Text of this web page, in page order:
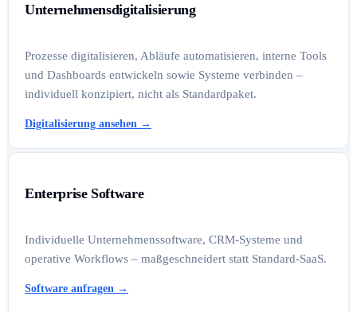
Unternehmensdigitalisierung
Prozesse digitalisieren, Abläufe automatisieren, interne Tools
und Dashboards entwickeln sowie Systeme verbinden –
individuell konzipiert, nicht als Standardpaket.
Digitalisierung ansehen →
Enterprise Software
Individuelle Unternehmenssoftware, CRM-Systeme und
operative Workflows – maßgeschneidert statt Standard-SaaS.
Software anfragen →